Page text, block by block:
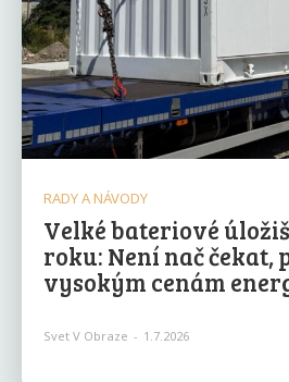
RADY A NÁVODY
Velké bateriové
roku: Není nač čekat,
vysokým cenám
Svet V Obraze - 1.7.2026